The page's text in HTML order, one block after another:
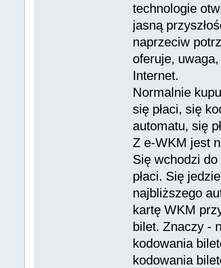
technologie
jasną
naprzeciw
oferuje,
Internet.
Normalnie
się płaci, się
automatu, się
Z e-WKM jest
Się wchodzi do
płaci. Się
najbliższego
kartę WKM
bilet. Znaczy -
kodowania
kodowania